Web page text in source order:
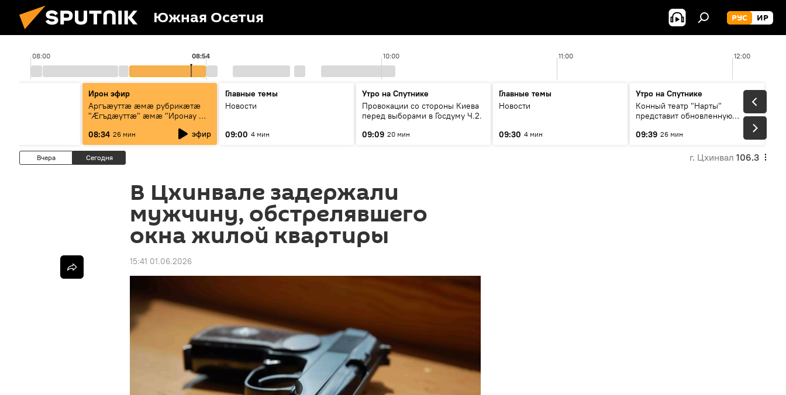
Южная Осетия РУС ИР
08:00 10:00 11:00 12:00
08:54
Ирон эфир
Аргъæуттæ æмæ рубрикæтæ
"Æгъдæуттæ" æмæ "Иронау æй
08:34 26 мин эфир
Главные темы
Новости
09:00 4 мин
Утро на Спутнике
Провокации со стороны Киева
перед выборами в Госдуму Ч.2.
09:09 20 мин
Главные темы
Новости
09:30 4 мин
Утро на Спутнике
Конный театр "Нарты"
представит обновленную
"Легенды возвращаются"
09:39 26 мин
Вчера Сегодня г. Цхинвал 106.3
В Цхинвале задержали
мужчину, обстрелявшего
окна жилой квартиры
15:41 01.06.2026